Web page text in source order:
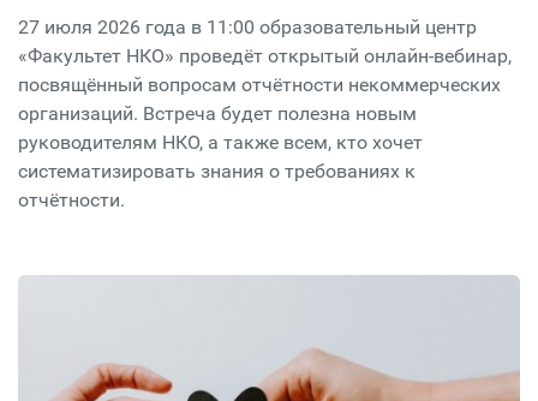
27 июля 2026 года в 11:00 образовательный центр
«Факультет НКО» проведёт открытый онлайн-вебинар,
посвящённый вопросам отчётности некоммерческих
организаций. Встреча будет полезна новым
руководителям НКО, а также всем, кто хочет
систематизировать знания о требованиях к
отчётности.